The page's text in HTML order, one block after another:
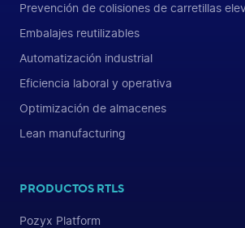
Prevención de colisiones de carretillas
Embalajes reutilizables
Automatización industrial
Eficiencia laboral y operativa
Optimización de almacenes
Lean manufacturing
PRODUCTOS RTLS
Pozyx Platform